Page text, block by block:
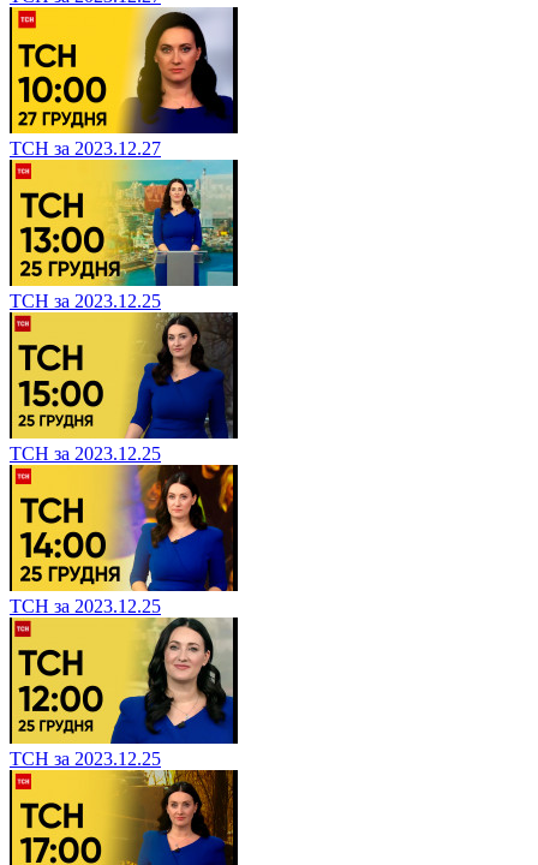
ТСН за 2023.12.27
ТСН за 2023.12.25
ТСН за 2023.12.25
ТСН за 2023.12.25
ТСН за 2023.12.25